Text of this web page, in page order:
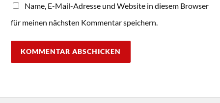
Name, E-Mail-Adresse und Website in diesem Browser
für meinen nächsten Kommentar speichern.